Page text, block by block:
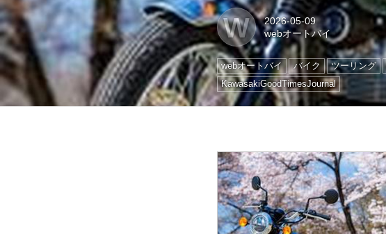
W
2026-05-09
webオートバイ
webオートバイ バイク ツーリング
KawasakiGoodTimesJournal